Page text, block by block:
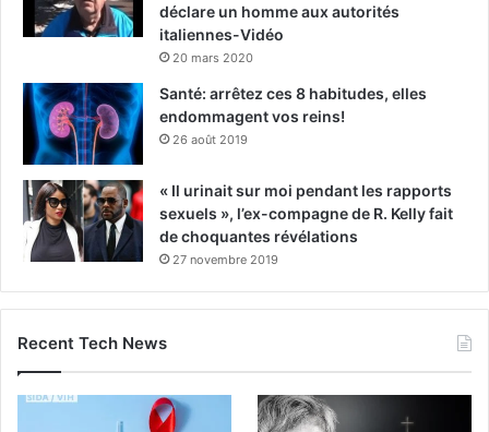
déclare un homme aux autorités
italiennes-Vidéo
20 mars 2020
Santé: arrêtez ces 8 habitudes, elles
endommagent vos reins!
26 août 2019
« Il urinait sur moi pendant les rapports
sexuels », l’ex-compagne de R. Kelly fait
de choquantes révélations
27 novembre 2019
Recent Tech News